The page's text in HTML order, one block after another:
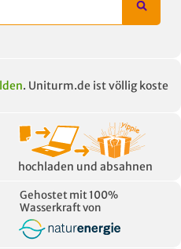
. Uniturm.de ist völlig koste
hochladen und absahnen
Gehostet mit 100%
Wasserkraft von